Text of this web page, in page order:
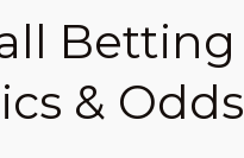
Betting
& Odds